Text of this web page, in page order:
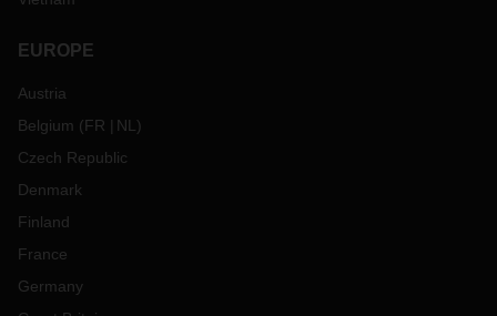
EUROPE
Austria
Belgium (FR NL )
Czech Republic
Denmark
Finland
France
Germany